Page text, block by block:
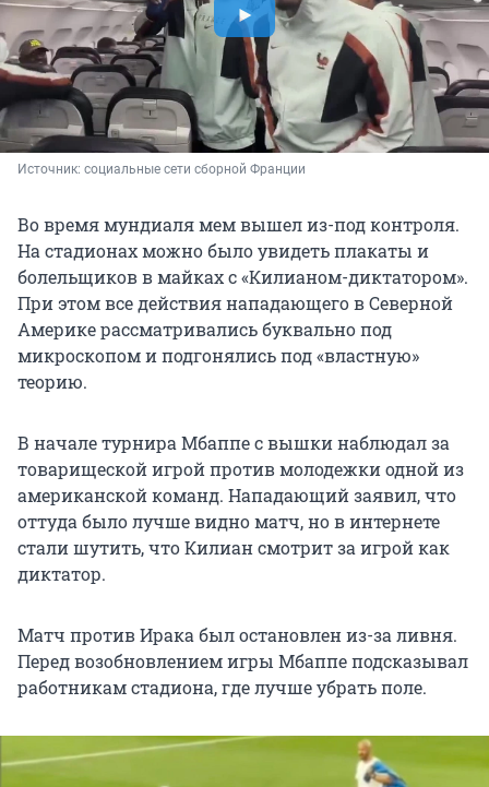
Источник: социальные сети сборной Франции
Во время мундиаля мем вышел из-под контроля.
На стадионах можно было увидеть плакаты и
болельщиков в майках с «Килианом-диктатором».
При этом все действия нападающего в Северной
Америке рассматривались буквально под
микроскопом и подгонялись под «властную»
теорию.
В начале турнира Мбаппе с вышки наблюдал за
товарищеской игрой против молодежки одной из
американской команд. Нападающий заявил, что
оттуда было лучше видно матч, но в интернете
стали шутить, что Килиан смотрит за игрой как
диктатор.
Матч против Ирака был остановлен из-за ливня.
Перед возобновлением игры Мбаппе подсказывал
работникам стадиона, где лучше убрать поле.